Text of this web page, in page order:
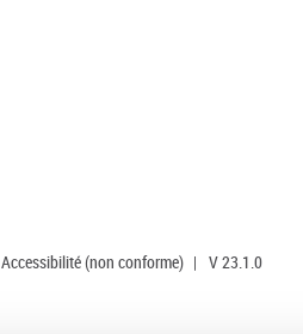
Accessibilité (non conforme) | V 23.1.0